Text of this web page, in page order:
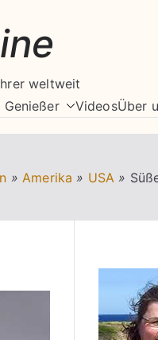
weltweit
VideosÜber
» Amerika » USA »